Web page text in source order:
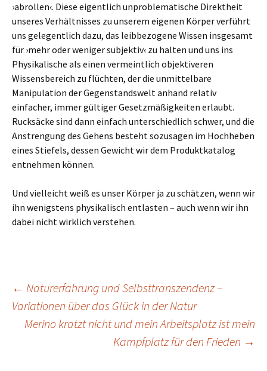
›abrollen‹. Diese eigentlich unproblematische Direktheit
unseres Verhältnisses zu unserem eigenen Körper verführt
uns gelegentlich dazu, das leibbezogene Wissen insgesamt
für ›mehr oder weniger subjektiv‹ zu halten und uns ins
Physikalische als einen vermeintlich objektiveren
Wissensbereich zu flüchten, der die unmittelbare
Manipulation der Gegenstandswelt anhand relativ
einfacher, immer gültiger Gesetzmäßigkeiten erlaubt.
Rucksäcke sind dann einfach unterschiedlich schwer, und die
Anstrengung des Gehens besteht sozusagen im Hochheben
eines Stiefels, dessen Gewicht wir dem Produktkatalog
entnehmen können.
Und vielleicht weiß es unser Körper ja zu schätzen, wenn wir
ihn wenigstens physikalisch entlasten – auch wenn wir ihn
dabei nicht wirklich verstehen.
Beitrags-
Navigation
← Naturerfahrung und Selbsttranszendenz –
Variationen über das Glück in der Natur
Merino kratzt nicht und mein Arbeitsplatz ist mein
Kampfplatz für den Frieden →